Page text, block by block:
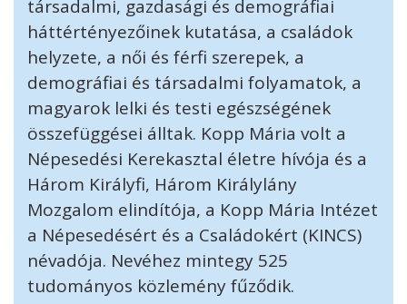
társadalmi, gazdasági és demográfiai
háttértényezőinek kutatása, a családok
helyzete, a női és férfi szerepek, a
demográfiai és társadalmi folyamatok, a
magyarok lelki és testi egészségének
összefüggései álltak. Kopp Mária volt a
Népesedési Kerekasztal életre hívója és a
Három Királyfi, Három Királylány
Mozgalom elindítója, a Kopp Mária Intézet
a Népesedésért és a Családokért (KINCS)
névadója. Nevéhez mintegy 525
tudományos közlemény fűződik.